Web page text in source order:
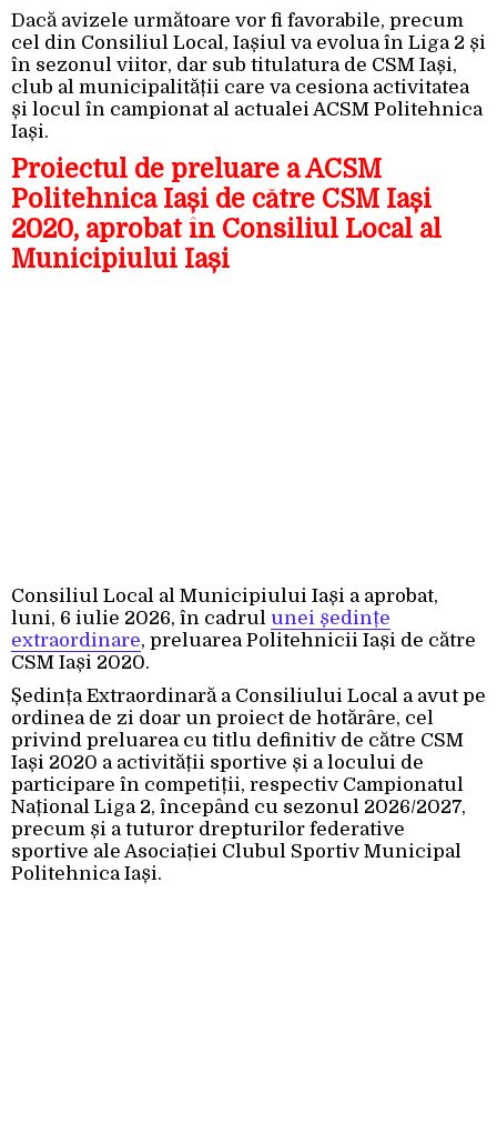
Dacă avizele următoare vor fi favorabile, precum
cel din Consiliul Local, Iașiul va evolua în Liga 2 și
în sezonul viitor, dar sub titulatura de CSM Iași,
club al municipalității care va cesiona activitatea
și locul în campionat al actualei ACSM Politehnica
Iași.
Proiectul de preluare a ACSM
Politehnica Iași de către CSM Iași
2020, aprobat în Consiliul Local al
Municipiului Iași
Consiliul Local al Municipiului Iași a aprobat,
luni, 6 iulie 2026, în cadrul unei ședințe
extraordinare, preluarea Politehnicii Iași de către
CSM Iași 2020.
Ședința Extraordinară a Consiliului Local a avut pe
ordinea de zi doar un proiect de hotărâre, cel
privind preluarea cu titlu definitiv de către CSM
Iași 2020 a activității sportive și a locului de
participare în competiții, respectiv Campionatul
Național Liga 2, începând cu sezonul 2026/2027,
precum și a tuturor drepturilor federative
sportive ale Asociației Clubul Sportiv Municipal
Politehnica Iași.